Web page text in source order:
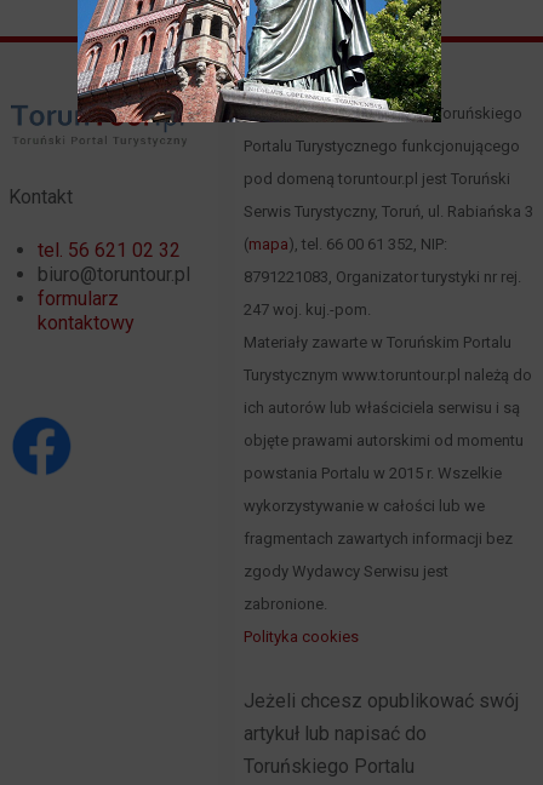
Kontakt
tel. 56 621 02 32
biuro@toruntour.pl
formularz
kontaktowy
Właścicielem i operatorem Toruńskiego
Portalu Turystycznego funkcjonującego
pod domeną toruntour.pl jest Toruński
Serwis Turystyczny, Toruń, ul. Rabiańska 3
(mapa), tel. 66 00 61 352, NIP:
8791221083, Organizator turystyki nr rej.
247 woj. kuj.-pom.
Materiały zawarte w Toruńskim Portalu
Turystycznym www.toruntour.pl należą do
ich autorów lub właściciela serwisu i są
objęte prawami autorskimi od momentu
powstania Portalu w 2015 r. Wszelkie
wykorzystywanie w całości lub we
fragmentach zawartych informacji bez
zgody Wydawcy Serwisu jest
zabronione.
Polityka cookies
Jeżeli chcesz opublikować swój
artykuł lub napisać do
Toruńskiego Portalu